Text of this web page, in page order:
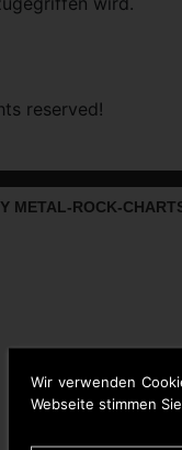
Wir verwenden
Webseite stimmen
reserved!
METAL-ROCK-